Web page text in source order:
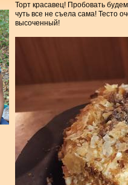
Торт красавец! Пробовать
чуть все не съела сама! Тесто
высоченный!